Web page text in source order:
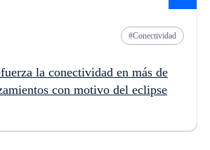
Conectividad
la conectividad en más de
con motivo del eclipse